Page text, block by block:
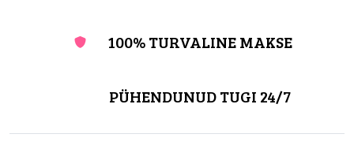
100% TURVALINE MAKSE
PÜHENDUNUD TUGI 24/7